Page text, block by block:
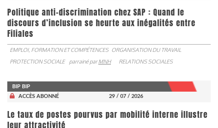
Politique anti-discrimination chez SAP : Quand le
discours d’inclusion se heurte aux inégalités entre
Filiales
EMPLOI, FORMATION ET COMPÉTENCES ORGANISATION DU TRAVAIL
PROTECTION SOCIALE
parrainé parMNH RELATIONS SOCIALES
BIP BIP
ACCÈS ABONNÉ
29 / 07 / 2026
Le taux de postes pourvus par mobilité interne illustre
leur attractivité